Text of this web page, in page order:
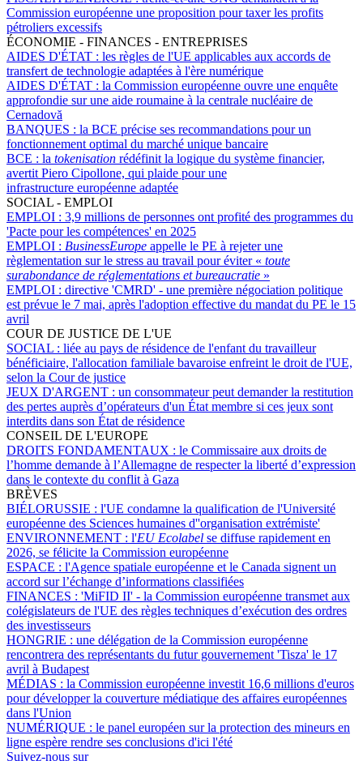
Commission européenne une proposition pour taxer les profits
pétroliers excessifs
ÉCONOMIE - FINANCES - ENTREPRISES
AIDES D'ÉTAT : les règles de l'UE applicables aux accords de
transfert de technologie adaptées à l'ère numérique
AIDES D'ÉTAT : la Commission européenne ouvre une enquête
approfondie sur une aide roumaine à la centrale nucléaire de
Cernadovă
BANQUES : la BCE précise ses recommandations pour un
fonctionnement optimal du marché unique bancaire
BCE : la tokenisation rédéfinit la logique du système financier,
avertit Piero Cipollone, qui plaide pour une
infrastructure européenne adaptée
SOCIAL - EMPLOI
EMPLOI : 3,9 millions de personnes ont profité des programmes du
'Pacte pour les compétences' en 2025
EMPLOI : BusinessEurope appelle le PE à rejeter une
règlementation sur le stress au travail pour éviter « toute
surabondance de réglementations et bureaucratie »
EMPLOI : directive 'CMRD' - une première négociation politique
est prévue le 7 mai, après l'adoption effective du mandat du PE le 15
avril
COUR DE JUSTICE DE L'UE
SOCIAL : liée au pays de résidence de l'enfant du travailleur
bénéficiaire, l'allocation familiale bavaroise enfreint le droit de l'UE,
selon la Cour de justice
JEUX D'ARGENT : un consommateur peut demander la restitution
des pertes auprès d’opérateurs d'un État membre si ces jeux sont
interdits dans son État de résidence
CONSEIL DE L'EUROPE
DROITS FONDAMENTAUX : le Commissaire aux droits de
l’homme demande à l’Allemagne de respecter la liberté d’expression
dans le contexte du conflit à Gaza
BRÈVES
BIÉLORUSSIE : l'UE condamne la qualification de l'Université
européenne des Sciences humaines d''organisation extrémiste'
ENVIRONNEMENT : l'EU Ecolabel se diffuse rapidement en
2026, se félicite la Commission européenne
ESPACE : l'Agence spatiale européenne et le Canada signent un
accord sur l’échange d’informations classifiées
FINANCES : 'MiFID II' - la Commission européenne transmet aux
colégislateurs de l'UE des règles techniques d’exécution des ordres
des investisseurs
HONGRIE : une délégation de la Commission européenne
rencontrera des représentants du futur gouvernement 'Tisza' le 17
avril à Budapest
MÉDIAS : la Commission européenne investit 16,6 millions d'euros
pour développer la couverture médiatique des affaires européennes
dans l'Union
NUMÉRIQUE : le panel européen sur la protection des mineurs en
ligne espère rendre ses conclusions d'ici l'été
Suivez-nous sur